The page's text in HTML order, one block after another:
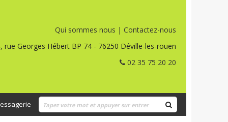
Qui sommes nous | Contactez-nous
rue Georges Hébert BP 74 - 76250 Déville-les-rouen
02 35 75 20 20